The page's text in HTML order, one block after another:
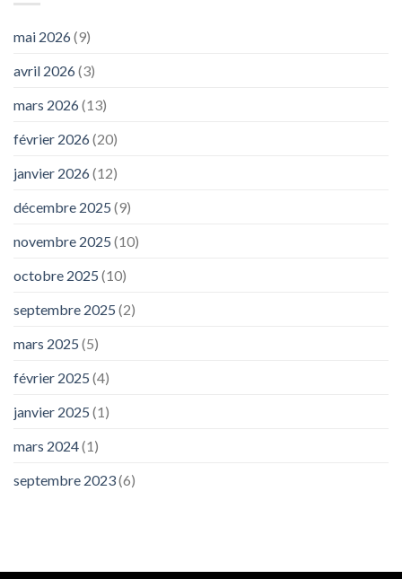
mai 2026(9)
avril 2026(3)
mars 2026(13)
février 2026(20)
janvier 2026(12)
décembre 2025 (9)
novembre 2025 (10)
octobre 2025 (10)
septembre 2025 (2)
mars 2025 (5)
février 2025 (4)
janvier 2025 (1)
mars 2024(1)
septembre 2023(6)